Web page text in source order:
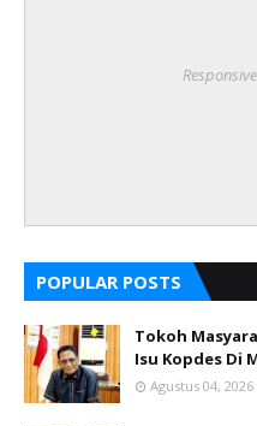
POPULAR POSTS
Tokoh
Isu Kopdes Di
Agustus 04, 2026